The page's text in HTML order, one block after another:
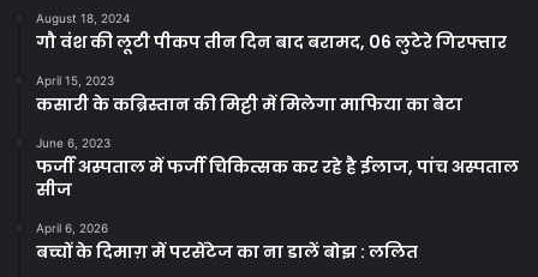
August 18, 2024
गौ वंश की लूटी पीकप तीन दिन बाद बरामद, 06 लुटेरे गिरफ्तार
April 15, 2023
कसारी के कब्रिस्तान की मिट्टी में मिलेगा माफिया का बेटा
June 6, 2023
फर्जी अस्पताल में फर्जी चिकित्सक कर रहे है ईलाज, पांच अस्पताल
सीज
April 6, 2026
बच्चों के दिमाग़ में परसेंटेज का ना डालें बोझ : ललित